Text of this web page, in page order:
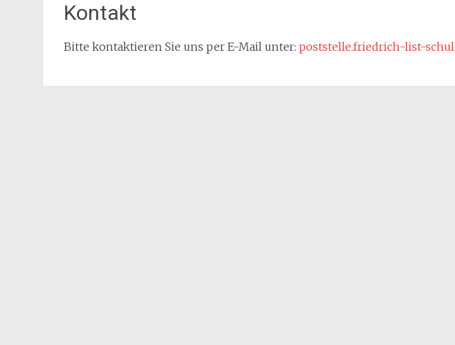
Kontakt
Bitte kontaktieren Sie uns per E-Mail unter: poststelle.friedrich-list-